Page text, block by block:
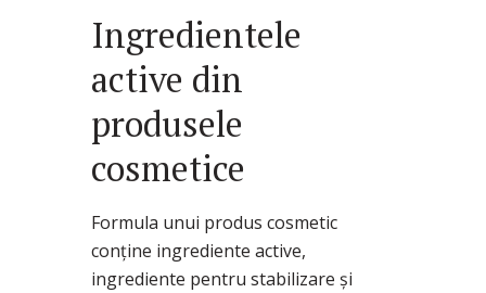
Ingredientele
active din
produsele
cosmetice
Formula unui produs cosmetic
conține ingrediente active,
ingrediente pentru stabilizare și